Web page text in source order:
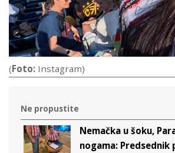
(Foto: Instagram)
Ne propustite
Nemačka u šoku,
nogama: